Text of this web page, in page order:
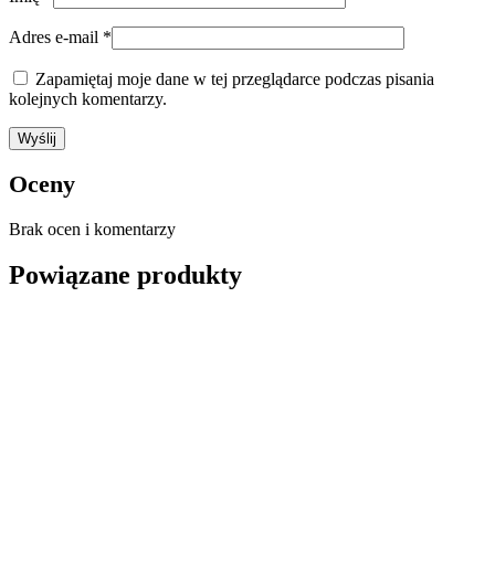
Adres e-mail *
Zapamiętaj moje dane w tej przeglądarce podczas pisania
kolejnych komentarzy.
Oceny
Brak ocen i komentarzy
Powiązane produkty